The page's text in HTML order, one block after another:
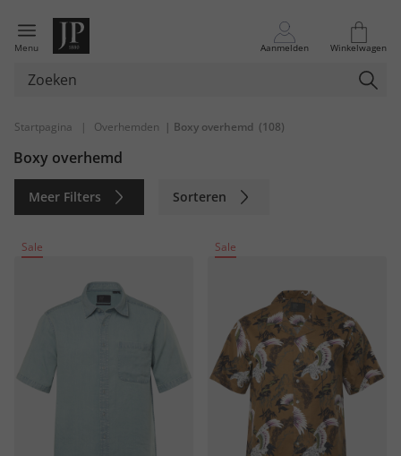
Menu Aanmelden Winkelwagen
Startpagina | Overhemden | Boxy overhemd (108)
Boxy overhemd
Meer Filters Sorteren
Sale Sale